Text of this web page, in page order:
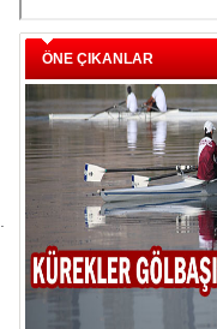
ÖNE ÇIKANLAR